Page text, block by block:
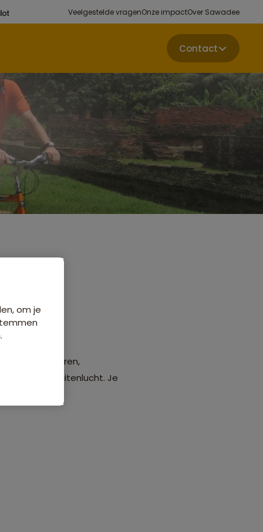
Veelgestelde vragenOnze impactOver Sawadee
Contact
rivieren,
de frisse buitenlucht. Je
om je